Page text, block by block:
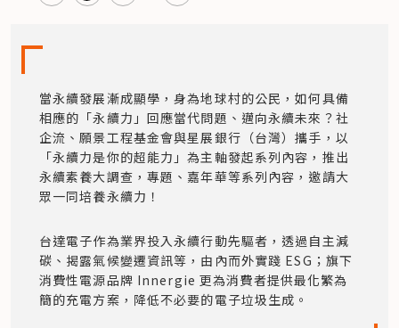
當永續發展漸成顯學，身為地球村的公民，如何具備
相應的「永續力」回應當代問題、邁向永續未來？​社
企流、願景工程基金會與星展銀行（台灣）攜手，以
「永續力是你的超能力」為主軸發起系列內容，推出
永續素養大調查，專題、嘉年華等系列內容，邀請大
眾一同培養永續力！
台達電子作為業界投入永續行動先驅者，透過自主減
碳、揭露氣候變遷資訊等，由內而外實踐 ESG；旗下
消費性電源品牌 Innergie 更為消費者提供最化繁為
簡的充電方案，降低不必要的電子垃圾生成。